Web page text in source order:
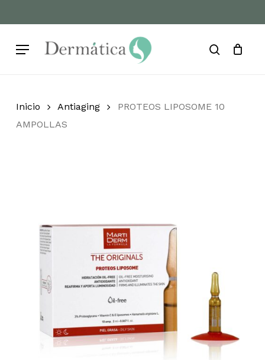
to
content
Menu search
Cart Close
Inicio Antiaging
PROTEOS LIPOSOME 10
AMPOLLAS